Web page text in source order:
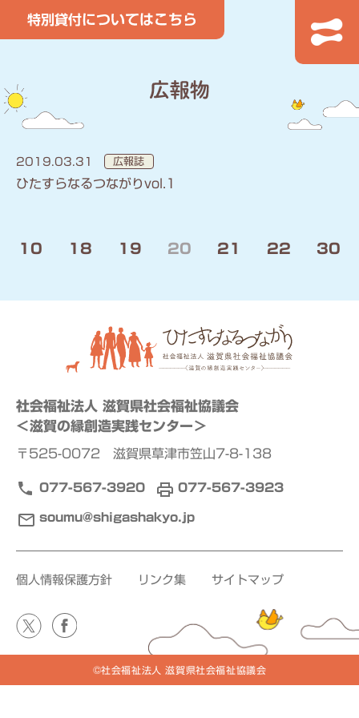
2019.03.31 広報誌
ひたすらなるつながりvol.1
10 18 19 20 21 22 30
社会福祉法人 滋賀県社会福祉協議会
＜滋賀の縁創造実践センター＞
〒525-0072 滋賀県草津市笠山7-8-138
077-567-3920 077-567-3923
soumu@shigashakyo.jp
個人情報保護方針 リンク集 サイトマップ
©社会福祉法人 滋賀県社会福祉協議会